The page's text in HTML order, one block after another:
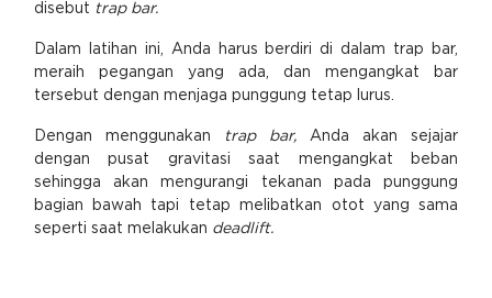
disebut trap bar.
Dalam latihan ini, Anda harus berdiri di dalam trap bar,
meraih pegangan yang ada, dan mengangkat bar
tersebut dengan menjaga punggung tetap lurus.
Dengan menggunakan trap bar, Anda akan sejajar
dengan pusat gravitasi saat mengangkat beban
sehingga akan mengurangi tekanan pada punggung
bagian bawah tapi tetap melibatkan otot yang sama
seperti saat melakukan deadlift.